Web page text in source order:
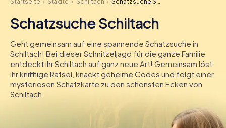
So funktioniert's
Städte
Touren
Teamevent
Tickets
DE
Schatzsuche Schiltach
Geht gemeinsam auf eine spannende Schatzsuche in
Schiltach! Bei dieser Schnitzeljagd für die ganze Familie
entdeckt ihr Schiltach auf ganz neue Art! Gemeinsam löst
ihr knifflige Rätsel, knackt geheime Codes und folgt einer
mysteriösen Schatzkarte zu den schönsten Ecken von
Schiltach.